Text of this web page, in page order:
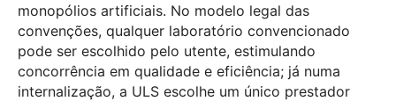
monopólios artificiais. No modelo legal das
convenções, qualquer laboratório convencionado
pode ser escolhido pelo utente, estimulando
concorrência em qualidade e eficiência; já numa
internalização, a ULS escolhe um único prestador